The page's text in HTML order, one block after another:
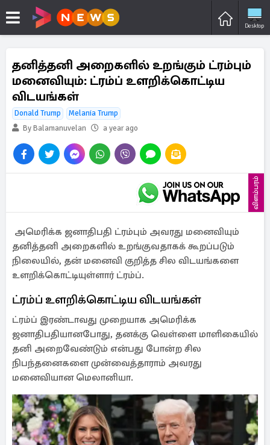
Desktop
தனித்தனி அறைகளில் உறங்கும் ட்ரம்பும்
மனைவியும்: ட்ரம்ப் உளறிக்கொட்டிய
விடயங்கள்
Donald Trump
Melania Trump
By Balamanuvelan
a year ago
விளம்பரம்
அமெரிக்க ஜனாதிபதி ட்ரம்பும் அவரது மனைவியும்
தனித்தனி அறைகளில் உறங்குவதாகக் கூறப்படும்
நிலையில், தன் மனைவி குறித்த சில விடயங்களை
உளறிக்கொட்டியுள்ளார் ட்ரம்ப்.
ட்ரம்ப் உளறிக்கொட்டிய விடயங்கள்
ட்ரம்ப் இரண்டாவது முறையாக அமெரிக்க
ஜனாதிபதியானபோது, தனக்கு வெள்ளை மாளிகையில்
தனி அறைவேண்டும் என்பது போன்ற சில
நிபந்தனைகளை முன்வைத்தாராம் அவரது
மனைவியான மெலானியா.